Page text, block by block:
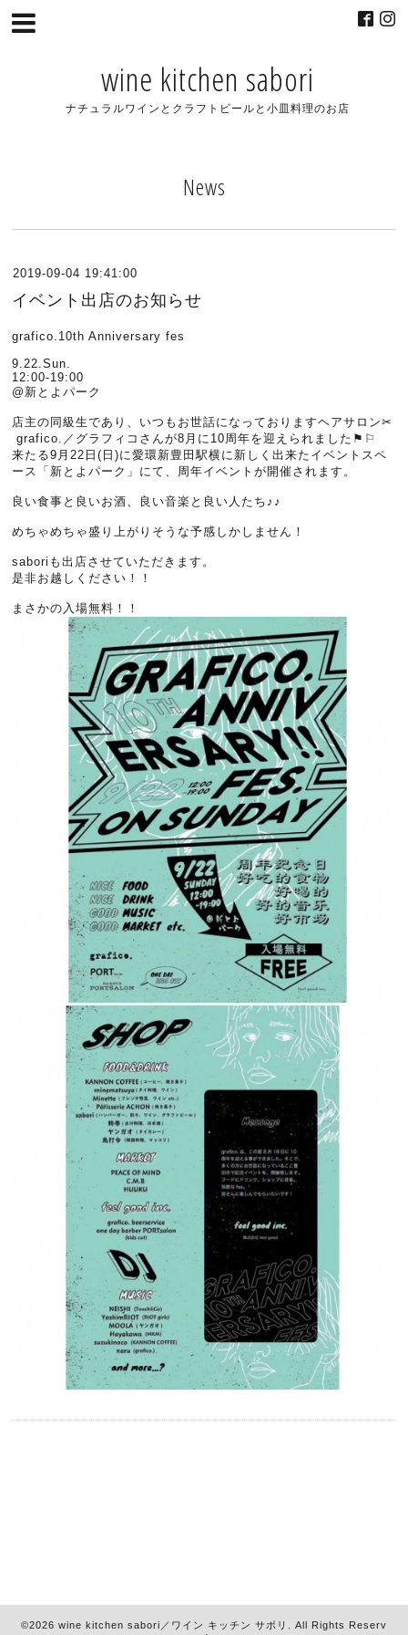
wine kitchen sabori
ナチュラルワインとクラフトビールと小皿料理のお店
News
2019-09-04 19:41:00
イベント出店のお知らせ
grafico.10th Anniversary fes
9.22.Sun.
12:00-19:00
@新とよパーク
店主の同級生であり、いつもお世話になっておりますヘアサロン✂︎
grafico.／グラフィコさんが8月に10周年を迎えられました⚑︎⚐︎
来たる9月22日(日)に愛環新豊田駅横に新しく出来たイベントスペ
ース「新とよパーク」にて、周年イベントが開催されます。
良い食事と良いお酒、良い音楽と良い人たち♪♪
めちゃめちゃ盛り上がりそうな予感しかしません！
saboriも出店させていただきます。
是非お越しください！！
まさかの入場無料！！
©2026 wine kitchen sabori／ワイン キッチン サボリ
. All Rights Reserv